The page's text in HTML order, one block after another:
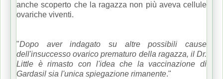
anche scoperto che la ragazza non più aveva cellule
ovariche viventi.
"Dopo aver indagato su altre possibili cause
dell'insuccesso ovarico prematuro della ragazza, il Dr.
Little è rimasto con l'idea che la vaccinazione di
Gardasil sia l'unica spiegazione rimanente."